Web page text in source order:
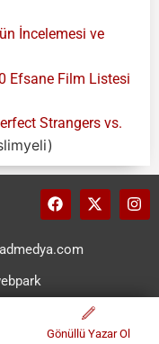
İncelemesi ve
Efsane Film Listesi
Strangers vs.
Gönüllü Yazar Ol